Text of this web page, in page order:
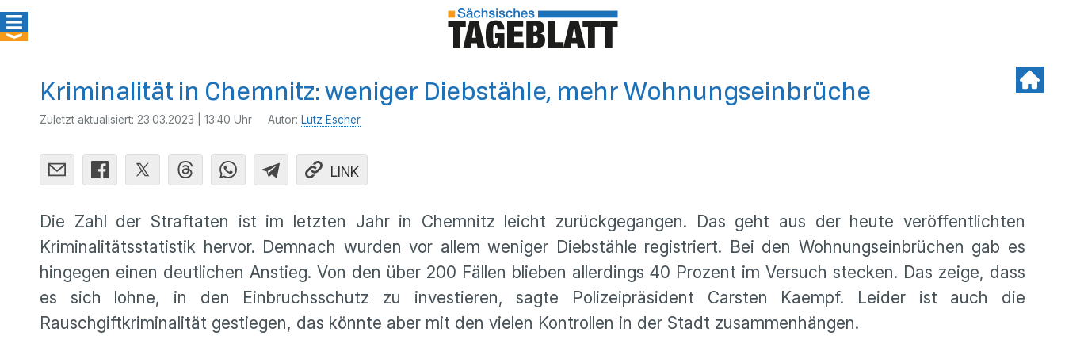
Kriminalität in Chemnitz: weniger Diebstähle, mehr Wohnungseinbrüche
Zuletzt aktualisiert: 23.03.2023 | 13:40 Uhr Autor: Lutz Escher
LINK
Die Zahl der Straftaten ist im letzten Jahr in Chemnitz leicht zurückgegangen. Das geht aus der heute veröffentlichten
Kriminalitätsstatistik hervor. Demnach wurden vor allem weniger Diebstähle registriert. Bei den Wohnungseinbrüchen gab es
hingegen einen deutlichen Anstieg. Von den über 200 Fällen blieben allerdings 40 Prozent im Versuch stecken. Das zeige, dass
es sich lohne, in den Einbruchsschutz zu investieren, sagte Polizeipräsident Carsten Kaempf. Leider ist auch die
Rauschgiftkriminalität gestiegen, das könnte aber mit den vielen Kontrollen in der Stadt zusammenhängen.